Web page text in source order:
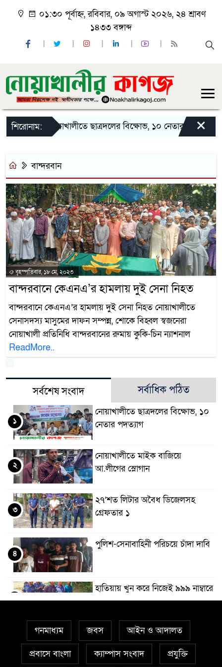
০১:৩০ পূর্বাহ্ন, রবিবার, ০৯ অগাস্ট ২০২৬, ২৪ শ্রাবণ
১৪৩৩ বঙ্গাব্দ
শিরোনাম:নোয়াখালীতে ছাত্রদলের বিক্ষোভ, ১০ নেতার পদত্যাগ
×
বান্দরবান
বৃহস্পতিবার, ১৮ মে, ২০২৩
বান্দরবানে কেএনএ’র হামলায় দুই সেনা নিহত
বান্দরবানে কেএনএ’র হামলায় দুই সেনা নিহত নোয়াখালীতে
সেনাসদস্য মাসুমের দাফন সম্পন্ন, শোকে বিহ্বল স্বজনেরা
নোয়াখালী প্রতিনিধি বান্দরবানের রুমায় কুকি-চিন ন্যাশনাল
ReadMore..
সর্বশেষ সংবাদ সর্বাধিক পঠিত
নোয়াখালীতে ছাত্রদলের বিক্ষোভ, ১০
নেতার পদত্যাগ
১
নোয়াখালীতে মাইক বাজিয়ে
আ.লীগের স্লোগান
২
২৭’শত লিটার অবৈধ ডিজেলসহ
গ্রেফতার ১
৩
পুলিশ-সেনাবাহিনী পরিচয়ে চাঁদা দাবি
৪
হাতিয়ায় খুন করে নিজেই ৯৯৯ নাম্বারে
ফোন করে পুলিশকে জানায়
কোম্পানীগঞ্জে যুবলীগ নেতাকে হত্যা
গনমাধ্যম জবস আইন ও আদালত
প্রবাসে বাংলা ক্যাম্পাস সংবাদ প্রযুক্তি